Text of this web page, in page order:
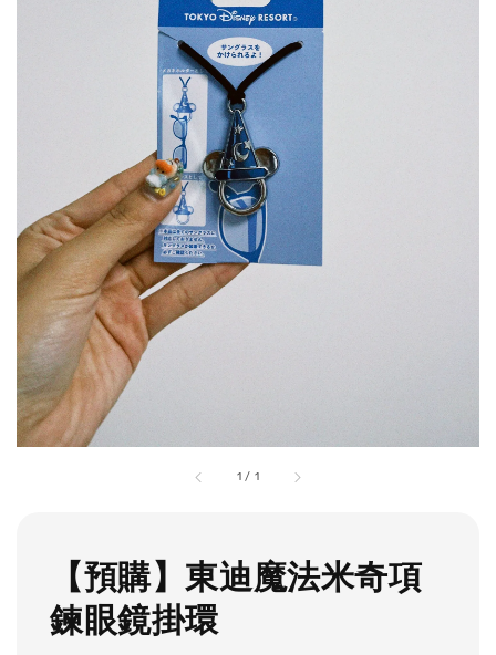
1 / 1
【預購】東迪魔法米奇項
鍊眼鏡掛環